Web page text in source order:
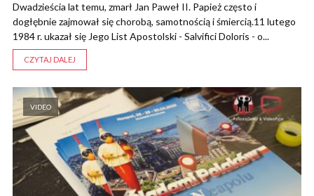
Dwadzieścia lat temu, zmarł Jan Paweł II. Papież często i
dogłębnie zajmował się chorobą, samotnością i śmiercią.11 lutego
1984 r. ukazał się Jego List Apostolski - Salvifici Doloris - o...
CZYTAJ DALEJ
VIDEO